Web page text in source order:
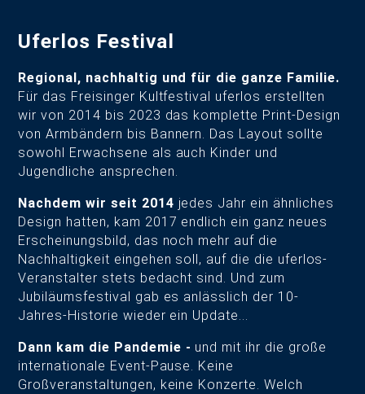
Uferlos Festival
Regional, nachhaltig und für die ganze Familie.
Für das Freisinger Kultfestival uferlos erstellten
wir von 2014 bis 2023 das komplette Print-Design
von Armbändern bis Bannern. Das Layout sollte
sowohl Erwachsene als auch Kinder und
Jugendliche ansprechen.
Nachdem wir seit 2014 jedes Jahr ein ähnliches
Design hatten, kam 2017 endlich ein ganz neues
Erscheinungsbild, das noch mehr auf die
Nachhaltigkeit eingehen soll, auf die die uferlos-
Veranstalter stets bedacht sind. Und zum
Jubiläumsfestival gab es anlässlich der 10-
Jahres-Historie wieder ein Update...
Dann kam die Pandemie - und mit ihr die große
internationale Event-Pause. Keine
Großveranstaltungen, keine Konzerte. Welch